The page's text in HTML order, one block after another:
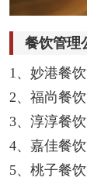
餐饮管理
1、妙港餐
2、福尚餐
3、淳淳餐
4、嘉佳餐
5、桃子餐